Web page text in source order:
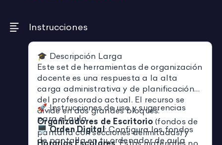
para motivar al alumnado. Ideal para
o virtual) ordenada y visualmente
atractiva. Trabaja lacompetencia
digital (CD)y lagestión personal
(CPSAA)de forma estética y funcional.
Instrucciones
🎓 Descripción Larga
Este set de herramientas de organización
docente es una respuesta a la alta
carga administrativa y de planificación
del profesorado actual. El recurso se
divide en dos grandes bloques:
Organizadores de Escritorio (fondos de
pantalla con secciones delimitadas) y
🚀 Instrucciones de uso y sugerencias
para el aula
🖥️Orden Digital: Configura los fondos
de pantalla en tu ordenador de aula